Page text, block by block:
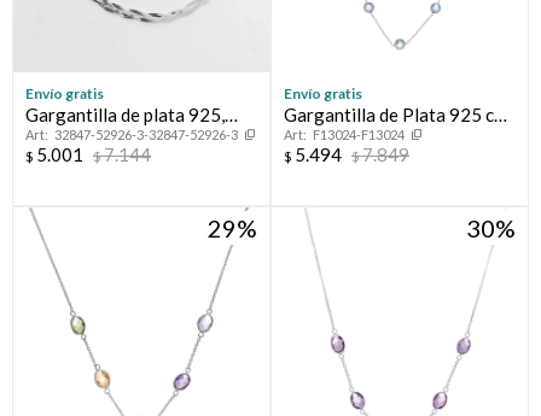
Envío gratis
Gargantilla de plata 925,
TRENZADA.
32847-52926-3-32847-52926-3
$ 5.001 $7.144
Envío gratis
Gargantilla de Plata 925 con
Topacio celeste
F13024-F13024
$ 5.494 $7.849
29 30